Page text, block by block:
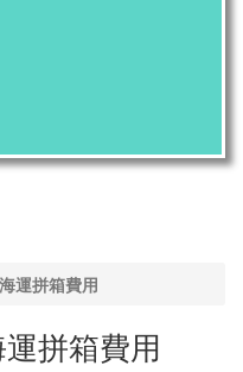
運拼箱費用
拼箱費用